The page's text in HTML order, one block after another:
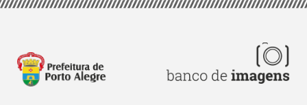
Pular
principal